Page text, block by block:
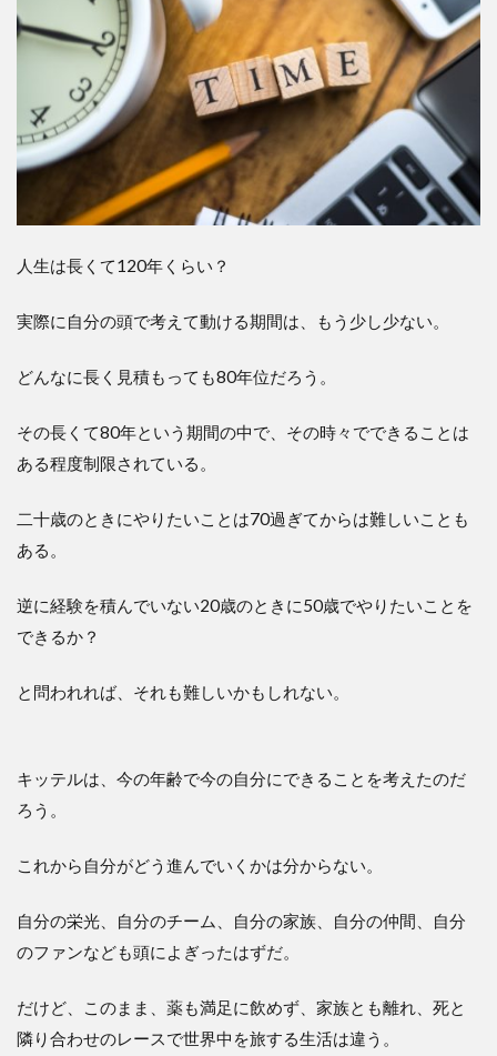
人生は長くて120年くらい？
実際に自分の頭で考えて動ける期間は、もう少し少ない。
どんなに長く見積もっても80年位だろう。
その長くて80年という期間の中で、その時々でできることは
ある程度制限されている。
二十歳のときにやりたいことは70過ぎてからは難しいことも
ある。
逆に経験を積んでいない20歳のときに50歳でやりたいことを
できるか？
と問われれば、それも難しいかもしれない。
キッテルは、今の年齢で今の自分にできることを考えたのだ
ろう。
これから自分がどう進んでいくかは分からない。
自分の栄光、自分のチーム、自分の家族、自分の仲間、自分
のファンなども頭によぎったはずだ。
だけど、このまま、薬も満足に飲めず、家族とも離れ、死と
隣り合わせのレースで世界中を旅する生活は違う。